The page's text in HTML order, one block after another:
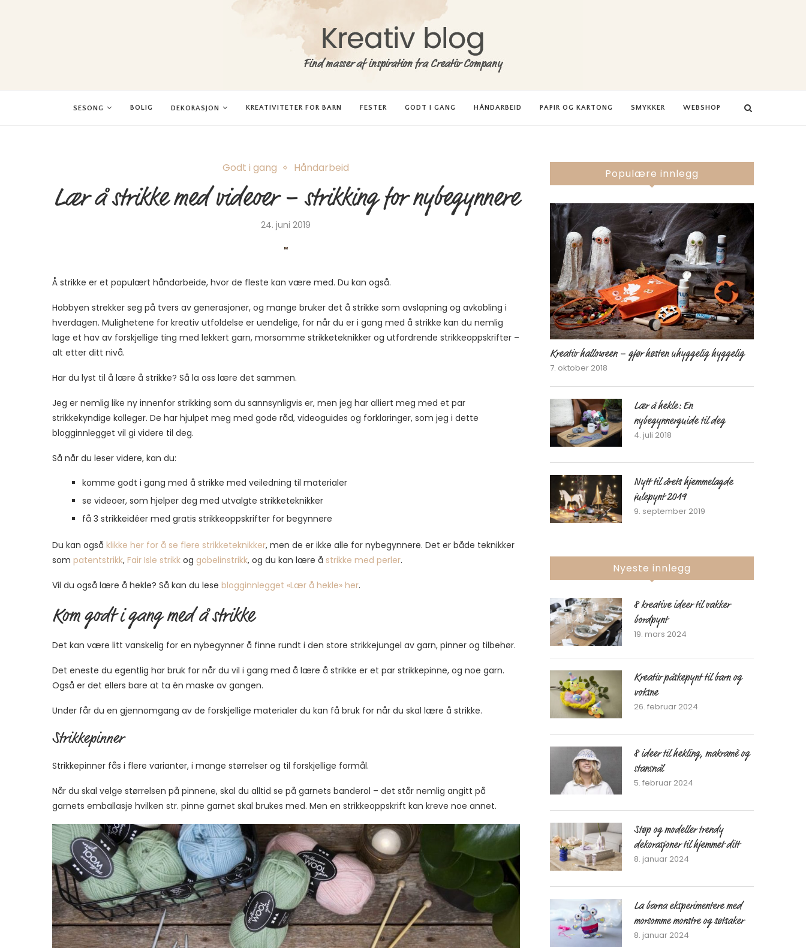
SESONG BOLIG DEKORASJON KREATIVITETER FOR BARN FESTER GODT I GANG HÅNDARBEID PAPIR OG KARTONG SMYKKER WEBSHOP
Godt i gang Håndarbeid
Lær å strikke med videoer – strikking for nybegynnere
24. juni 2019
Å strikke er et populært håndarbeide, hvor de fleste kan være med. Du kan også.
Hobbyen strekker seg på tvers av generasjoner, og mange bruker det å strikke som avslapning og avkobling i
hverdagen. Mulighetene for kreativ utfoldelse er uendelige, for når du er i gang med å strikke kan du nemlig
lage et hav av forskjellige ting med lekkert garn, morsomme strikketeknikker og utfordrende strikkeoppskrifter –
alt etter ditt nivå.
Har du lyst til å lære å strikke? Så la oss lære det sammen.
Jeg er nemlig like ny innenfor strikking som du sannsynligvis er, men jeg har alliert meg med et par
strikkekyndige kolleger. De har hjulpet meg med gode råd, videoguides og forklaringer, som jeg i dette
blogginnlegget vil gi videre til deg.
Så når du leser videre, kan du:
komme godt i gang med å strikke med veiledning til materialer
se videoer, som hjelper deg med utvalgte strikketeknikker
få 3 strikkeidéer med gratis strikkeoppskrifter for begynnere
Du kan også klikke her for å se flere strikketeknikker, men de er ikke alle for nybegynnere. Det er både teknikker
som patentstrikk, Fair Isle strikk og gobelinstrikk, og du kan lære å strikke med perler.
Vil du også lære å hekle? Så kan du lese blogginnlegget «Lær å hekle» her.
Kom godt i gang med å strikke
Det kan være litt vanskelig for en nybegynner å finne rundt i den store strikkejungel av garn, pinner og tilbehør.
Det eneste du egentlig har bruk for når du vil i gang med å lære å strikke er et par strikkepinne, og noe garn.
Også er det ellers bare at ta én maske av gangen.
Under får du en gjennomgang av de forskjellige materialer du kan få bruk for når du skal lære å strikke.
Strikkepinner
Strikkepinner fås i flere varianter, i mange størrelser og til forskjellige formål.
Når du skal velge størrelsen på pinnene, skal du alltid se på garnets banderol – det står nemlig angitt på
garnets emballasje hvilken str. pinne garnet skal brukes med. Men en strikkeoppskrift kan kreve noe annet.
Populære innlegg
Kreativ halloween – gjør høsten uhyggelig hyggelig
7. oktober 2018
Lær å hekle: En
nybegynnerguide til deg
4. juli 2018
Nytt til årets hjemmelagde
julepynt 2019
9. september 2019
Nyeste innlegg
8 kreative ideer til vakker
bordpynt
19. mars 2024
Kreativ påskepynt til barn og
voksne
26. februar 2024
8 ideer til hekling, makramè og
stansnål
5. februar 2024
Støp og modeller trendy
dekorasjoner til hjemmet ditt
8. januar 2024
La barna eksperimentere med
morsomme monstre og søtsaker
8. januar 2024